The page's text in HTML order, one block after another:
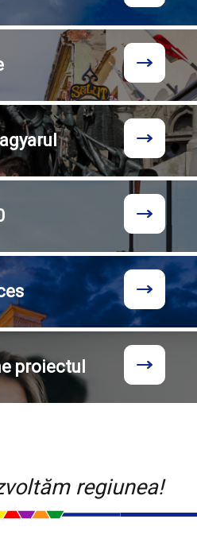
proiectul
regiunea!